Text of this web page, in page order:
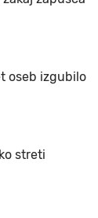
oseb izgubilo
streti